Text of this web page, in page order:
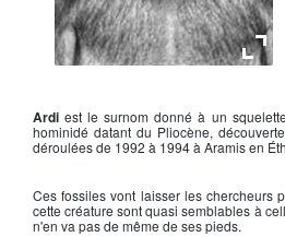
Ardi est le surnom donné à un
hominidé datant du Pliocène,
déroulées de 1992 à 1994 à Aramis en
Ces fossiles vont laisser les chercheurs
cette créature sont quasi semblables à
n'en va pas de même de ses pieds.